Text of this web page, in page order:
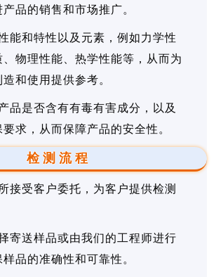
品的销售和市场推广。
能和特性以及元素，例如力学性
物理性能、热学性能等，从而为
和使用提供参考。
品是否含有有毒有害成分，以及
求，从而保障产品的安全性。
检测流程
接受客户委托，为客户提供检测
寄送样品或由我们的工程师进行
品的准确性和可靠性。